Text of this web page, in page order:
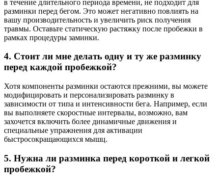
в течение длительного периода времени, не подходит для
разминки перед бегом. Это может негативно повлиять на
вашу производительность и увеличить риск получения
травмы. Оставьте статическую растяжку после пробежки в
рамках процедуры заминки.
4. Стоит ли мне делать одну и ту же разминку
перед каждой пробежкой?
Хотя компоненты разминки остаются прежними, вы можете
модифицировать и персонализировать разминку в
зависимости от типа и интенсивности бега. Например, если
вы выполняете скоростные интервалы, возможно, вам
захочется включить более динамичные движения и
специальные упражнения для активации
быстросокращающихся мышц.
5. Нужна ли разминка перед короткой и легкой
пробежкой?